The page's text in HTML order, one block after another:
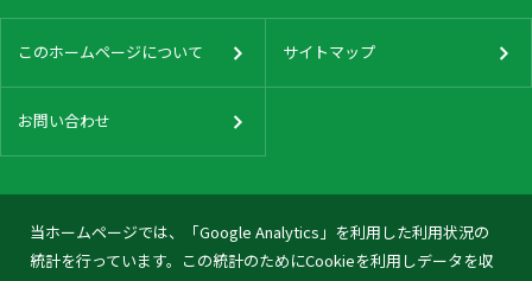
当ホームページでは、「Google Analytics」を利用した利用状況の
統計を行っています。この統計のためにCookieを利用しデータを収
このホームページについて サイトマップ
お問い合わせ